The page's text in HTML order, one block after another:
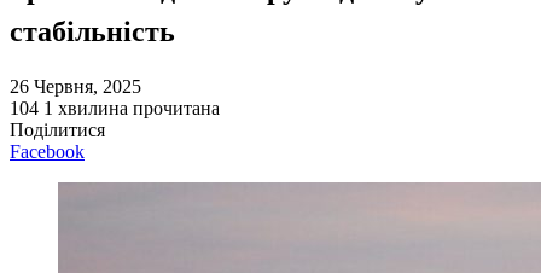
стабільність
26 Червня, 2025
104 1 хвилина прочитана
Поділитися
Facebook